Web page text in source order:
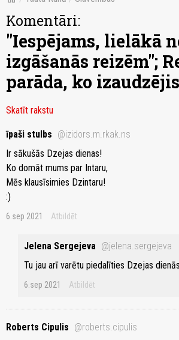
Komentāri:
"Iespējams, lielākā
izgāšanās reizēm";
parāda, ko izaudzējis
Skatīt rakstu
īpaši stulbs @izidors.m.rkak.ns
Ir sākušās Dzejas dienas!
Ko domāt mums par Intaru,
Mēs klausīsimies Dzintaru!
:)
6.sep 2021 Atbildēt
Jelena Sergejeva @jelena.sergejeva
Tu jau arī varētu piedalīties Dzejas
6.sep 2021 Atbildēt
Roberts Cipulis @roberts.cipulis